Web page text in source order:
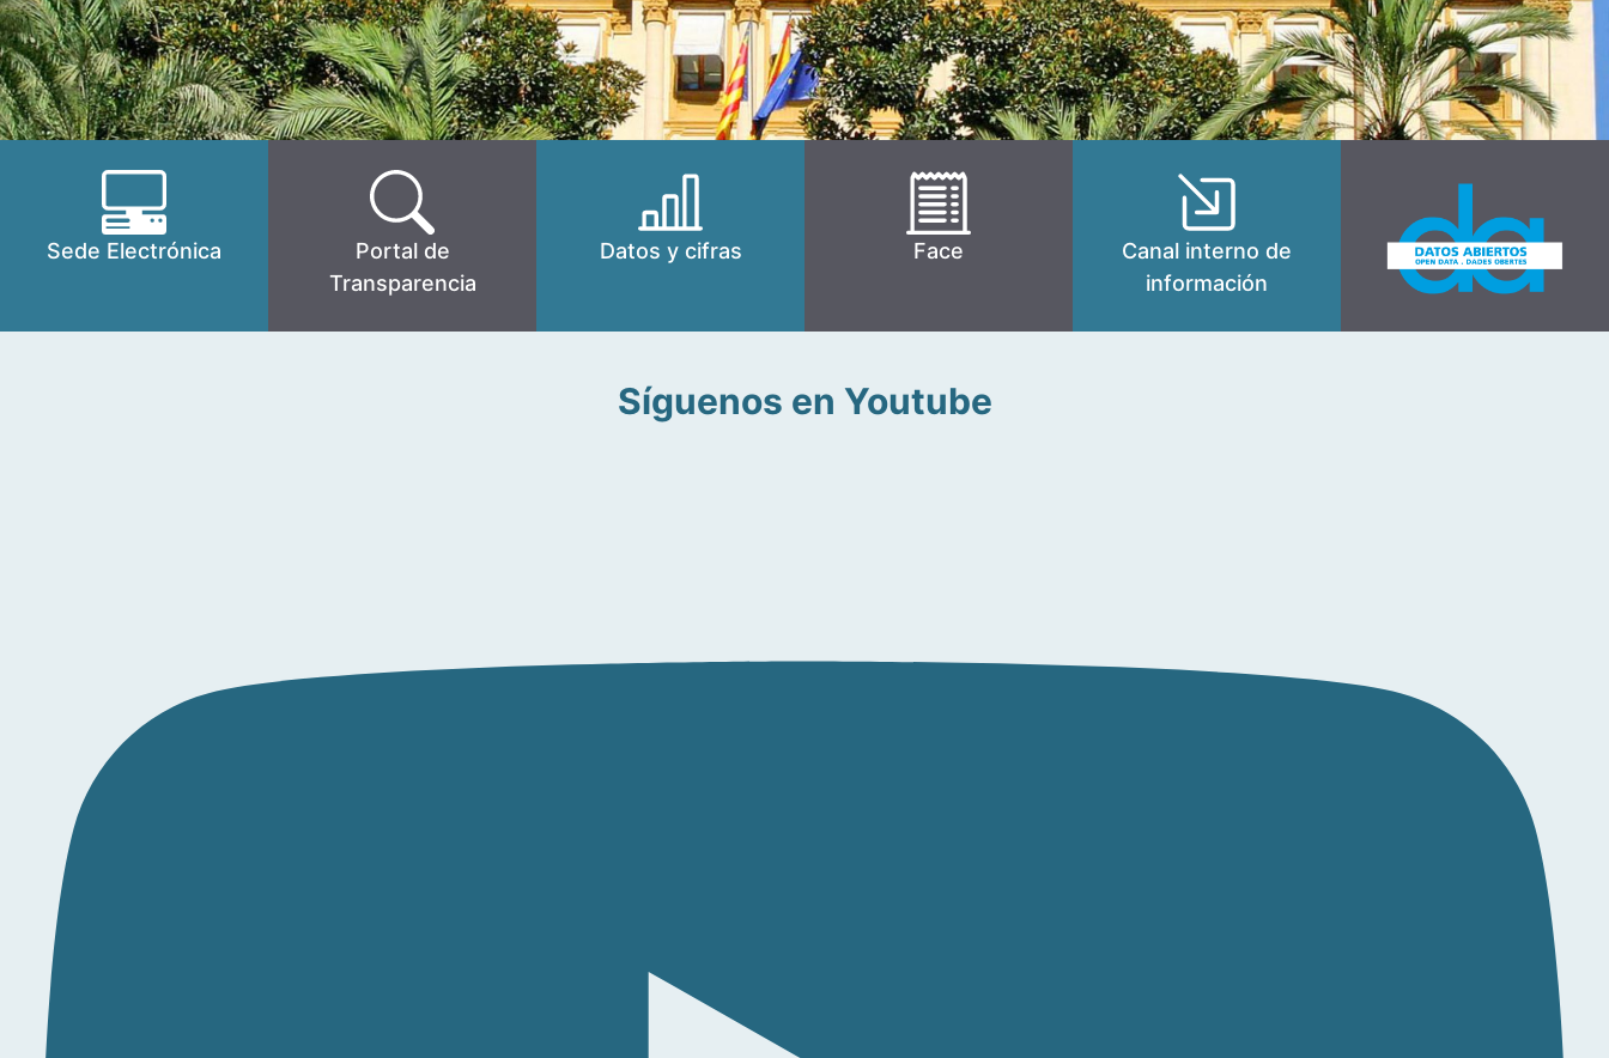
Sede Electrónica
Portal de
Transparencia
Datos y cifras Face
Canal interno de
información
Síguenos en Youtube